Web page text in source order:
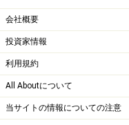
要。
＞【12星座別】今月
の星座は？
5位：みずがめ
18日生まれ）
会社概要
投資家情報
利用規約
All Aboutについて
当サイトの情報についての注意